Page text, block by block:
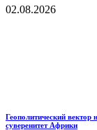
02.08.2026
Геополитический вектор
суверенитет Африки